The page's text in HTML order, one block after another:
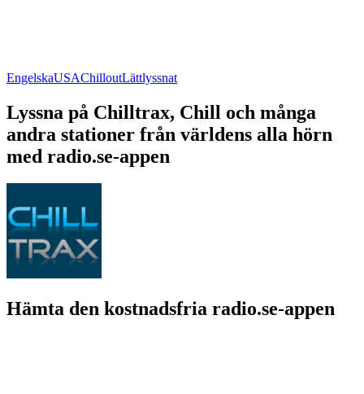
EngelskaUSAChilloutLättlyssnat
Lyssna på Chilltrax, Chill och många
andra stationer från världens alla hörn
med radio.se-appen
Hämta den kostnadsfria radio.se-appen